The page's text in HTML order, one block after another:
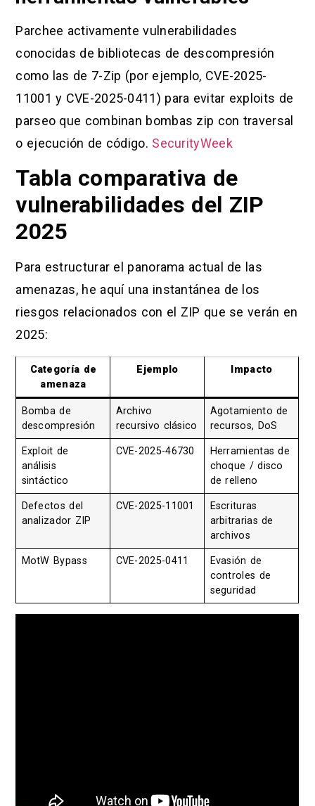
Parchee activamente vulnerabilidades
conocidas de bibliotecas de descompresión
como las de 7-Zip (por ejemplo, CVE-2025-
11001 y CVE-2025-0411) para evitar exploits de
parseo que combinan bombas zip con traversal
o ejecución de código. SecurityWeek
Tabla comparativa de
vulnerabilidades del ZIP
2025
Para estructurar el panorama actual de las
amenazas, he aquí una instantánea de los
riesgos relacionados con el ZIP que se verán en
2025:
Categoría de
amenaza
Ejemplo Impacto
Bomba de
descompresión
Archivo
recursivo clásico
Agotamiento de
recursos, DoS
Exploit de
análisis
sintáctico
CVE-2025-46730
Herramientas de
choque / disco
de relleno
Defectos del
analizador ZIP
CVE-2025-11001
Escrituras
arbitrarias de
archivos
MotW Bypass CVE-2025-0411
Evasión de
controles de
seguridad